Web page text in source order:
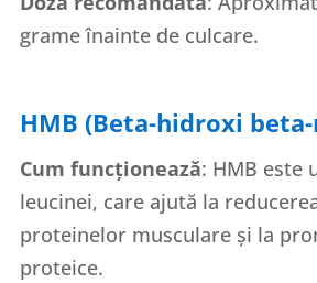
grame înainte de culcare.
HMB (Beta-hidroxi
Cum funcționează: HMB este
leucinei, care ajută la
proteinelor musculare și la
proteice.